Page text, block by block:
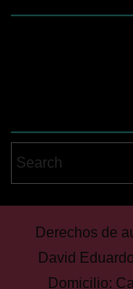
Derechos de
David
Domicilio: